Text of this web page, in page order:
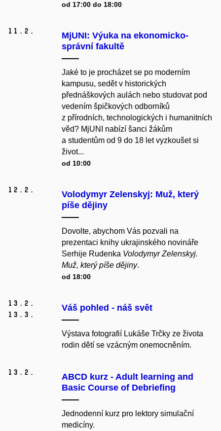
od 17:00 do 18:00
11. 2.
MjUNI: Výuka na ekonomicko-
správní fakultě
Jaké to je procházet se po moderním
kampusu, sedět v historických
přednáškových aulách nebo studovat pod
vedením špičkových odborníků
z přírodních, technologických i humanitních
věd? MjUNI nabízí šanci žákům
a studentům od 9 do 18 let vyzkoušet si
život...
od 10:00
12. 2.
Volodymyr Zelenskyj: Muž, který
píše dějiny
Dovolte, abychom Vás pozvali na
prezentaci knihy ukrajinského novináře
Serhije Rudenka Volodymyr Zelenskyj.
Muž, který píše dějiny.
od 18:00
13. 2.
13. 3.
Váš pohled - náš svět
Výstava fotografií Lukáše Trčky ze života
rodin dětí se vzácným onemocněním.
13. 2.
ABCD kurz - Adult learning and
Basic Course of Debriefing
Jednodenní kurz pro lektory simulační
medicíny.